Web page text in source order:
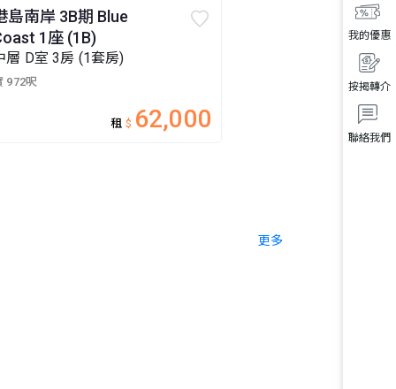
聯絡我們
按揭轉介
我的優惠
島南岸 3B期 Blue
1座 (1B)
層 D室 3房 (1套房)
972呎
租 $ 62,000
更多